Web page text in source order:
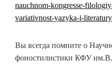
nauchnom-kongresse-
variativnost-yazyka-i-
Вы всегда помните о
фоностилистики КФУ